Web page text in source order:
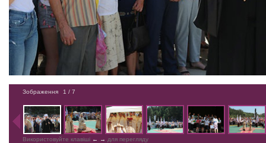
Зображення 1 / 7
Використовуйте клавіші ← → для перегляду